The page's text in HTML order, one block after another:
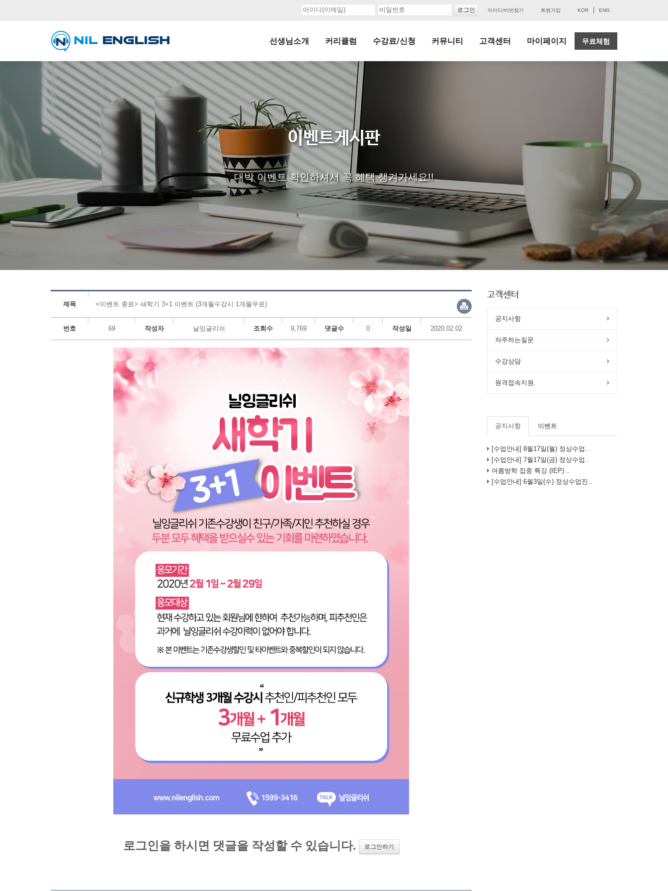
아이디/비번찾기 회원가입 KOR ENG
선생님소개 커리큘럼 수강료/신청 커뮤니티 고객센터 마이페이지 무료체험
이벤트게시판
대박 이벤트 확인하셔서 꼭 혜택 챙겨가세요!!
제목 <이벤트 종료> 새학기 3+1 이벤트 (3개월수강시 1개월무료)
번호 69 작성자 닐잉글리쉬 조회수 9,769 댓글수 0 작성일 2020.02.02
고객센터
공지사항
자주하는질문
수강상담
원격접속지원.
공지사항 이벤트
[수업안내] 8월17일(월) 정상수업..
[수업안내] 7월17일(금) 정상수업..
여름방학 집중 특강 (IEP) ..
[수업안내] 6월3일(수) 정상수업진..